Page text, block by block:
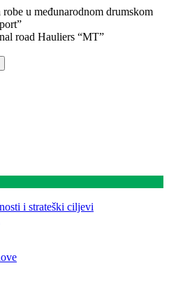
u međunarodnom drumskom
road Hauliers “MT”
i strateški ciljevi